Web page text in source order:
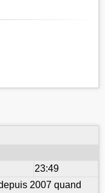
23:49
2007 quand